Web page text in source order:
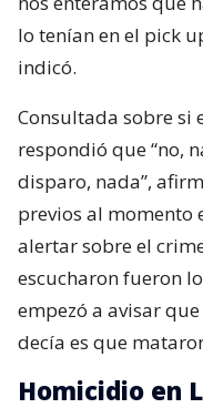
lo tenían en el pick
indicó.
Consultada sobre si
respondió que “no,
disparo, nada”,
previos al momento
alertar sobre el
escucharon fueron
empezó a avisar
decía es que
Homicidio en